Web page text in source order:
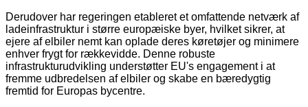
Derudover har regeringen etableret et omfattende netværk af
ladeinfrastruktur i større europæiske byer, hvilket sikrer, at
ejere af elbiler nemt kan oplade deres køretøjer og minimere
enhver frygt for rækkevidde. Denne robuste
infrastrukturudvikling understøtter EU's engagement i at
fremme udbredelsen af ​​elbiler og skabe en bæredygtig
fremtid for Europas bycentre.